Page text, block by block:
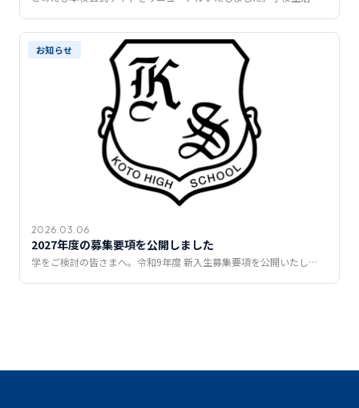
お知らせ
2026.03.06
2027年度の募集要項を公開しました
学をご検討の皆さまへ。令和9年度 新入生募集要項を公開いたし…